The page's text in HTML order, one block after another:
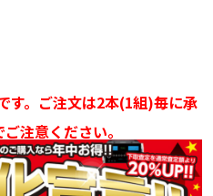
。ご注文は2本(1組)毎に承
注意ください。